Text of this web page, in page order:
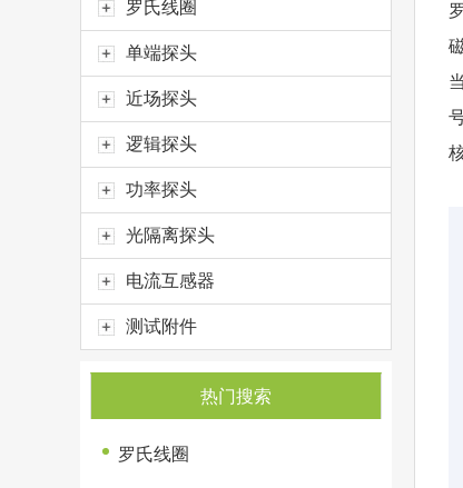
罗氏线圈
单端探头
近场探头
逻辑探头
功率探头
光隔离探头
电流互感器
测试附件
热门搜索
罗氏线圈